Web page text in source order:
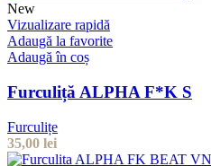
New
Vizualizare rapidă
Adaugă la favorite
Adaugă în coș
Furculiță ALPHA F*K S
Furculițe
35,00 lei